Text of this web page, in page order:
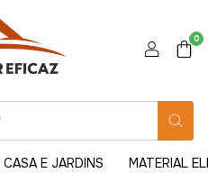
0
CASA E JARDINS MATERIAL